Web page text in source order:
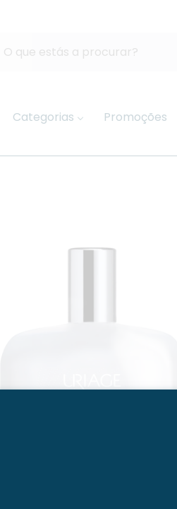
Categorias Promoções